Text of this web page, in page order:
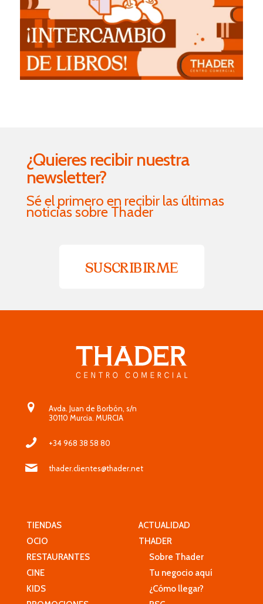
¿Quieres recibir nuestra
newsletter?
Sé el primero en recibir las últimas
noticias sobre Thader
SUSCRIBIRME
Avda. Juan de Borbón, s/n
30110 Murcia. MURCIA
+34 968 38 58 80
thader.clientes@thader.net
TIENDAS
OCIO
RESTAURANTES
CINE
KIDS
ACTUALIDAD
THADER
Sobre Thader
Tu negocio aquí
¿Cómo llegar?